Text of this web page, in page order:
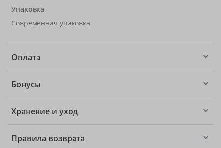
Упаковка
Современная упаковка
Оплата
Бонусы
Хранение и уход
Правила возврата